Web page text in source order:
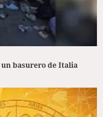
basurero de Italia